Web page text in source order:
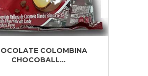
COLOMBINA
CHOCOBALL...